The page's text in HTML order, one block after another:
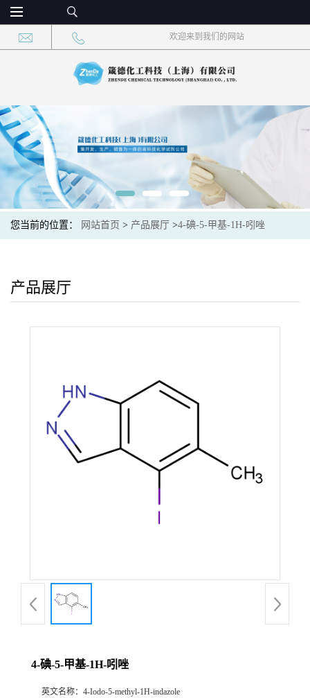
欢迎来到我们的网站
您当前的位置： 网站首页 > 产品展厅 >4-碘-5-甲基-1H-吲唑
产品展厅
4-碘-5-甲基-1H-吲唑
英文名称： 4-Iodo-5-methyl-1H-indazole